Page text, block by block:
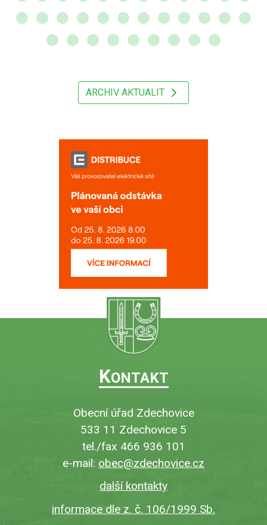
ARCHIV AKTUALIT
KONTAKT
Obecní úřad Zdechovice
533 11 Zdechovice 5
tel./fax 466 936 101
e-mail: obec@zdechovice.cz
další kontakty
informace dle z. č. 106/1999 Sb.